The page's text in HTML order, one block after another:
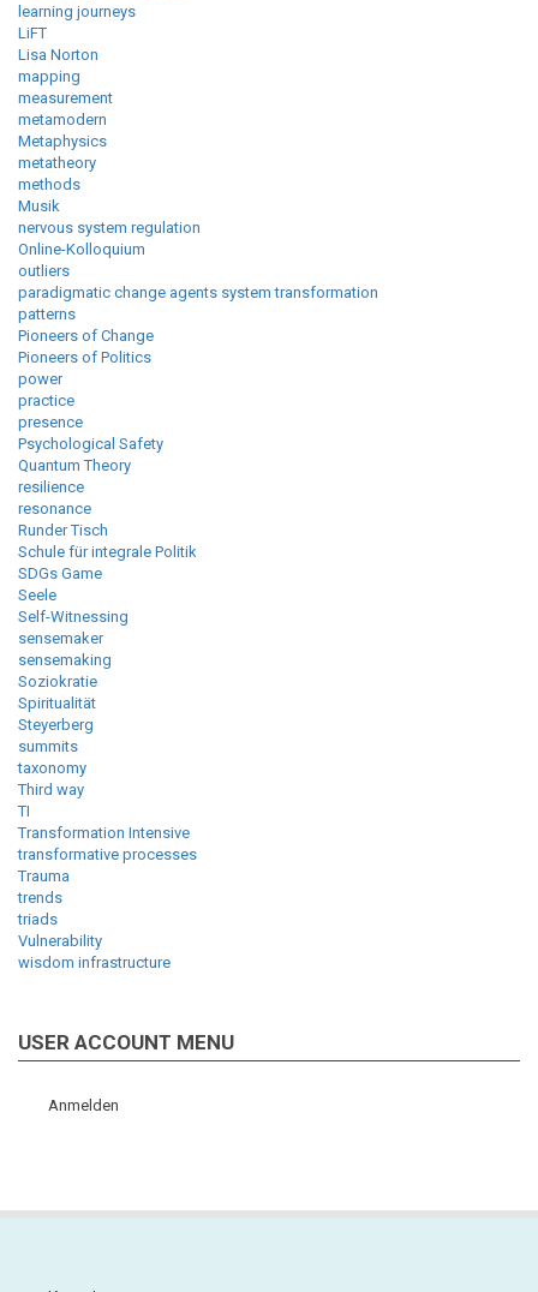
learning journeys
LiFT
Lisa Norton
mapping
measurement
metamodern
Metaphysics
metatheory
methods
Musik
nervous system regulation
Online-Kolloquium
outliers
paradigmatic change agents system transformation
patterns
Pioneers of Change
Pioneers of Politics
power
practice
presence
Psychological Safety
Quantum Theory
resilience
resonance
Runder Tisch
Schule für integrale Politik
SDGs Game
Seele
Self-Witnessing
sensemaker
sensemaking
Soziokratie
Spiritualität
Steyerberg
summits
taxonomy
Third way
TI
Transformation Intensive
transformative processes
Trauma
trends
triads
Vulnerability
wisdom infrastructure
USER ACCOUNT MENU
Anmelden